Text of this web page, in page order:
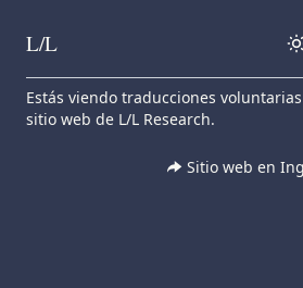
Skip to content
L/L
Estás viendo traducciones
sitio web de L/L Research.
Sitio web en